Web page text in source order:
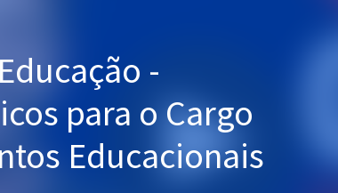
-
para o Cargo
Educacionais